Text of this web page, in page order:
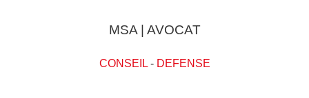
MSA | AVOCAT
CONSEIL- DEFENSE